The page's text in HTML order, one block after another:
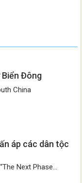
Biển Đông
China
áp các dân tộc
Next Phase...